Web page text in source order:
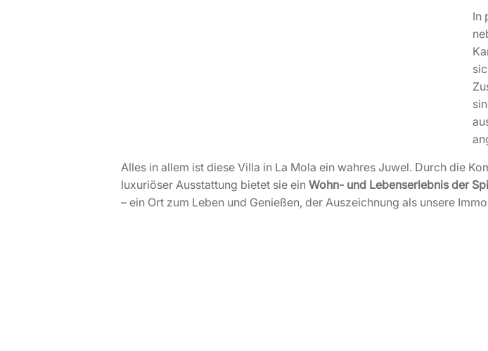
In
Alles in allem ist diese Villa in La Mola ein wahres Juwel. Durch die
luxuriöser Ausstattung bietet sie ein Wohn- und Lebenserlebnis der
– ein Ort zum Leben und Genießen, der Auszeichnung als unsere